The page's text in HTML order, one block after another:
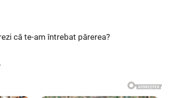
că te-am întrebat părerea?